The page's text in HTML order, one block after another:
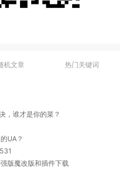
机文章 热门关键词
，谁才是你的菜？
UA？
版魔改版和插件下载